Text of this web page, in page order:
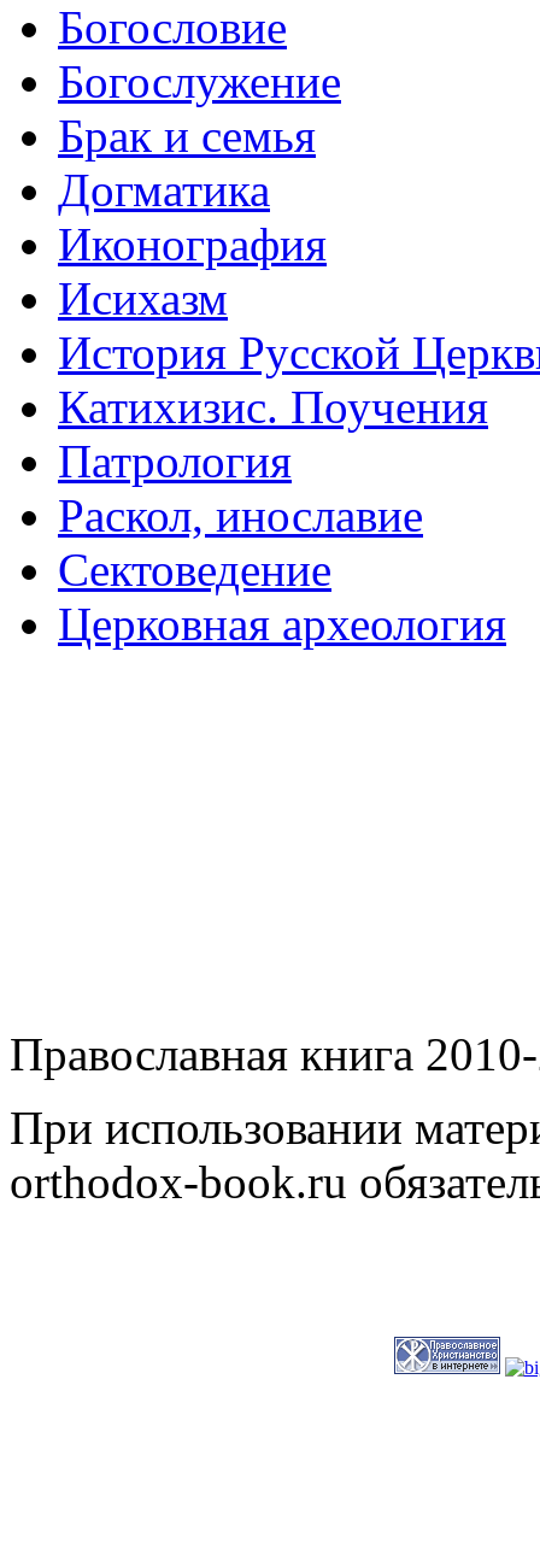
Богословие
Богослужение
Брак и семья
Догматика
Иконография
Исихазм
История Русской
Катихизис. Поучения
Патрология
Раскол, инославие
Сектоведение
Церковная археология
Православная книга
При использовании
orthodox-book.ru